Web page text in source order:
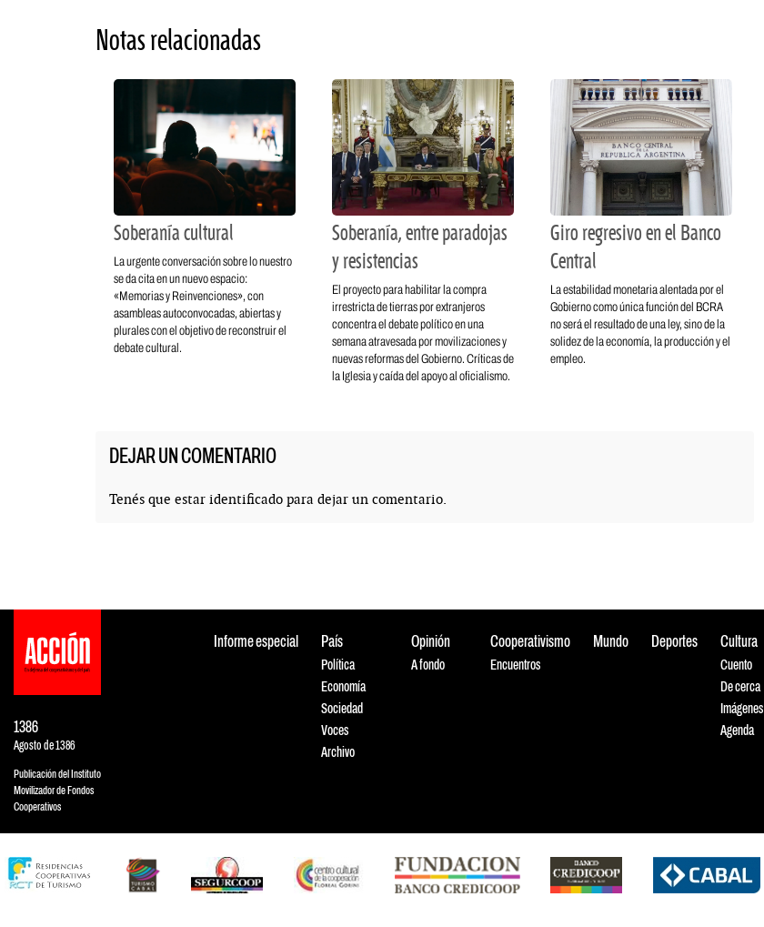
Notas relacionadas
Soberanía cultural
La urgente conversación sobre lo nuestro
se da cita en un nuevo espacio:
«Memorias y Reinvenciones», con
asambleas autoconvocadas, abiertas y
plurales con el objetivo de reconstruir el
debate cultural.
Soberanía, entre paradojas
y resistencias
El proyecto para habilitar la compra
irrestricta de tierras por extranjeros
concentra el debate político en una
semana atravesada por movilizaciones y
nuevas reformas del Gobierno. Críticas de
la Iglesia y caída del apoyo al oficialismo.
Giro regresivo en el Banco
Central
La estabilidad monetaria alentada por el
Gobierno como única función del BCRA
no será el resultado de una ley, sino de la
solidez de la economía, la producción y el
empleo.
DEJAR UN COMENTARIO
Tenés que estar identificadopara dejar un comentario.
1386
Agosto de 1386
Publicación del Instituto
Movilizador de Fondos
Cooperativos
Informe especial País
Política
Economía
Sociedad
Voces
Archivo
Opinión
A fondo
Cooperativismo
Encuentros
Mundo Deportes Cultura
Cuento
De cerca
Imágenes
Agenda